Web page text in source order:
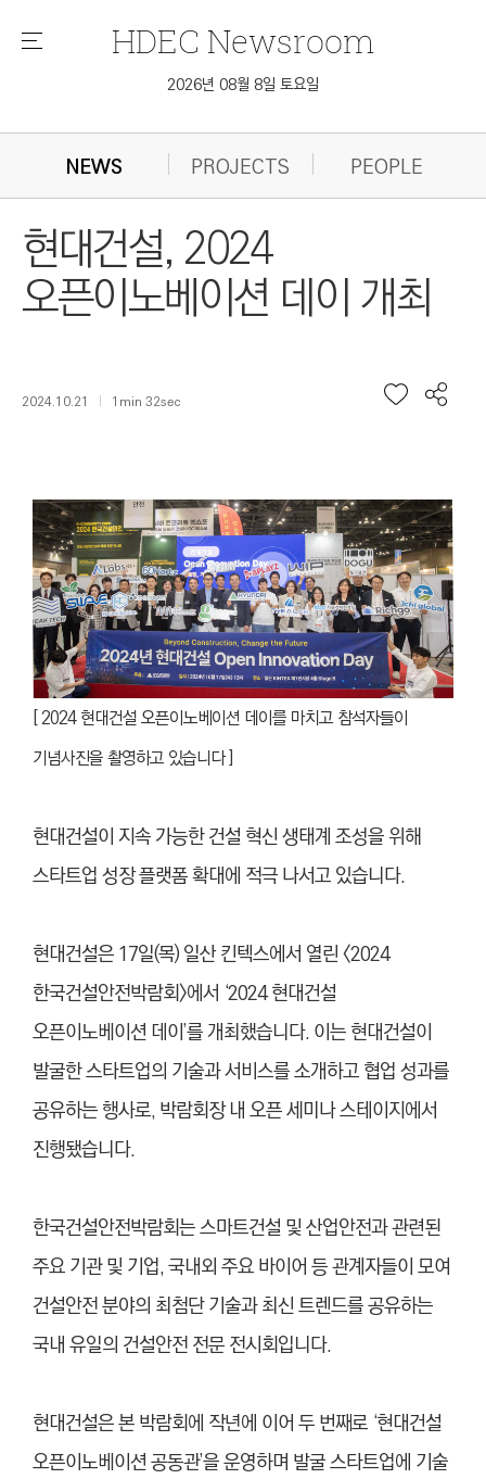
메
HDEC Newsroom
2026년 08월 8일 토요일
NEWS PROJECTS PEOPLE
현대건설, 2024
오픈이노베이션 데이 개최
2024.10.21 1min 32sec
[ 2024 현대건설 오픈이노베이션 데이를 마치고 참석자들이
기념사진을 촬영하고 있습니다 ]
현대건설이 지속 가능한 건설 혁신 생태계 조성을 위해
스타트업 성장 플랫폼 확대에 적극 나서고 있습니다.
현대건설은 17일(목) 일산 킨텍스에서 열린 <2024
한국건설안전박람회>에서 ‘2024 현대건설
오픈이노베이션 데이’를 개최했습니다. 이는 현대건설이
발굴한 스타트업의 기술과 서비스를 소개하고 협업 성과를
공유하는 행사로, 박람회장 내 오픈 세미나 스테이지에서
진행됐습니다.
한국건설안전박람회는 스마트건설 및 산업안전과 관련된
주요 기관 및 기업, 국내외 주요 바이어 등 관계자들이 모여
건설안전 분야의 최첨단 기술과 최신 트렌드를 공유하는
국내 유일의 건설안전 전문 전시회입니다.
현대건설은 본 박람회에 작년에 이어 두 번째로 ‘현대건설
오픈이노베이션 공동관’을 운영하며 발굴 스타트업에 기술